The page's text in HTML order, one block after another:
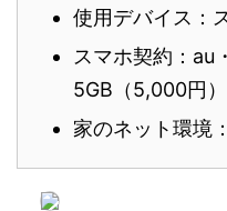
使用デバイス：
スマホ契約：au
5GB（5,000円）
家のネット環境